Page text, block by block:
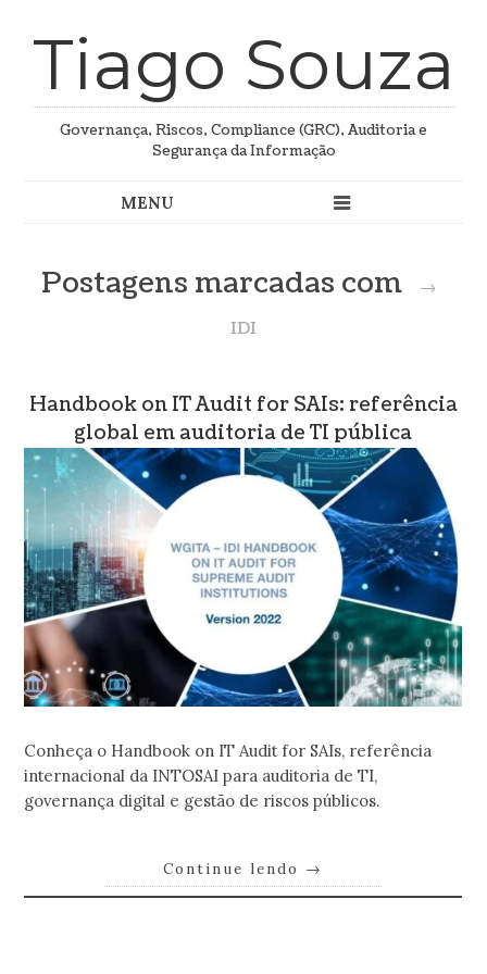
Tiago Souza
Governança, Riscos, Compliance (GRC), Auditoria e
Segurança da Informação
Postagens marcadas com
→
IDI
Handbook on IT Audit for SAIs: referência
global em auditoria de TI pública
Conheça o Handbook on IT Audit for SAIs, referência
internacional da INTOSAI para auditoria de TI,
governança digital e gestão de riscos públicos.
Continue lendo →